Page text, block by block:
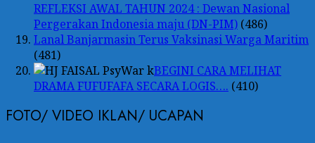
REFLEKSI AWAL TAHUN 2024 : Dewan Nasional
Pergerakan Indonesia maju (DN-PIM) (486)
Lanal Banjarmasin Terus Vaksinasi Warga Maritim
(481)
BEGINI CARA MELIHAT
DRAMA FUFUFAFA SECARA LOGIS…. (410)
FOTO/ VIDEO IKLAN/ UCAPAN